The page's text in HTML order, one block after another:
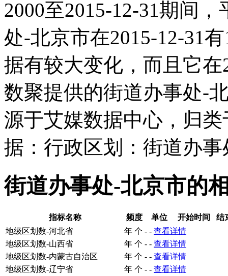
2000至2015-12-31期间
处-北京市在2015-12-31
据有较大变化，而且它
数聚提供的街道办事处-
源于艾媒数据中心，归
据：行政区划：街道办
街道办事处-北京市的
指标名称 频度 单位 开始时间
结
地级区划数-河北省
年 个 - - 查看详情
地级区划数-山西省
年 个 - - 查看详情
地级区划数-内蒙古自治区
年 个 - - 查看详情
地级区划数-辽宁省
年 个 - - 查看详情